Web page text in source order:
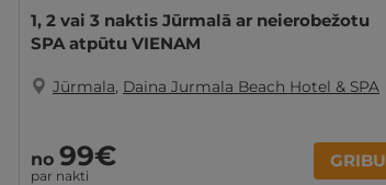
1, 2 vai 3 naktis Jūrmalā ar neierobežotu
SPA atpūtu VIENAM
Jūrmala, Daina Jurmala Beach Hotel & SPA
no 99€
par nakti
GRIBU